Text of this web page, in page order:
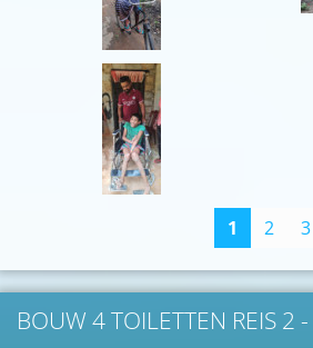
1 2 3
BOUW 4 TOILETTEN REIS 2